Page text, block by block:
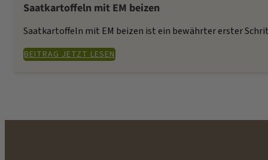
Saatkartoffeln mit EM beizen
Saatkartoffeln mit EM beizen ist ein bewährter erster
BEITRAG JETZT LESEN